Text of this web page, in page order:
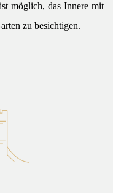
möglich, das Innere mit
zu besichtigen.